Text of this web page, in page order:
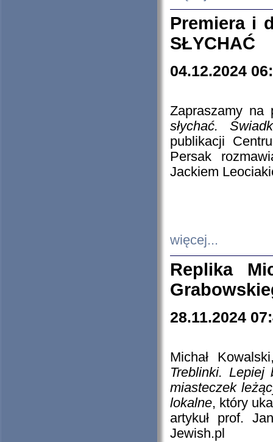
Premiera i
SŁYCHAĆ
04.12.2024
Zapraszamy
słychać.
publikacji
Persak
Jackiem
więcej...
Replika
28.11.2024
Michał
Treblinki. Lepiej
miasteczek
lokalne, który
artykuł prof.
Jewish.pl